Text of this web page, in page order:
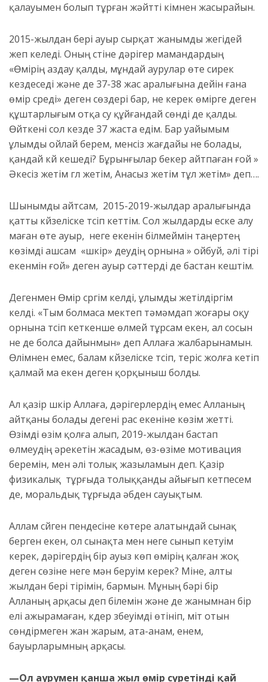
қалауымен болып тұрған жәйтті кімнен жасырайын.
2015-жылдан бері ауыр сырқат жанымды жегідей
жеп келеді. Оның үстіне дәрігер мамандардың
«Өмірің аздау қалды, мұндай аурулар өте сирек
кездеседі және де 37-38 жас аралығына дейін ғана
өмір сүреді» деген сөздері бар, не керек өмірге деген
құштарлығым отқа су құйғандай сөнді де қалды.
Өйткені сол кезде 37 жаста едім. Бар уайымым
ұлымды ойлай берем, менсіз жағдайы не болады,
қандай күй кешеді? Бұрынғылар бекер айтпаған ғой »
Әкесіз жетім гүл жетім, Анасыз жетім тұл жетім» деп….
Шынымды айтсам, 2015-2019-жылдар аралығында
қатты күйзеліске түсіп кеттім. Сол жылдарды еске алу
маған өте ауыр, неге екенін білмеймін таңертең
көзімді ашсам «шүкір» деудің орнына » ойбуй, әлі тірі
екенмін ғой» деген ауыр сәттерді де бастан кештім.
Дегенмен Өмір сүргім келді, ұлымды жетілдіргім
келді. «Тым болмаса мектеп тәмәмдап жоғары оқу
орнына түсіп кеткенше өлмей тұрсам екен, ал сосын
не де болса дайынмын» деп Аллаға жалбарынамын.
Өлімнен емес, балам күйзеліске түсіп, теріс жолға кетіп
қалмай ма екен деген қорқыныш болды.
Ал қазір шүкір Аллаға, дәрігерлердің емес Алланың
айтқаны болады дегені рас екеніне көзім жетті.
Өзімді өзім қолға алып, 2019-жылдан бастап
өлмеудің әрекетін жасадым, өз-өзіме мотивация
беремін, мен әлі толық жазыламын деп. Қазір
физикалық тұрғыда толыққанды айығып кетпесем
де, моральдық тұрғыда әбден сауықтым.
Аллам сүйген пендесіне көтере алатындай сынақ
берген екен, ол сынақта мен неге сынып кетуім
керек, дәрігердің бір ауыз көп өмірің қалған жоқ
деген сөзіне неге мән беруім керек? Міне, алты
жылдан бері тірімін, бармын. Мұның бәрі бір
Алланың арқасы деп білемін және де жанымнан бір
елі ажырамаған, күдер үзбеуімді өтініп, үміт отын
сөндірмеген жан жарым, ата-анам, енем,
бауырларымның арқасы.
—Ол аурумен қанша жыл өмір сүретінді қай